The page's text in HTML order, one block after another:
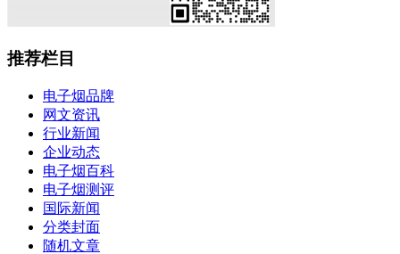
推荐栏目
电子烟品牌
网文资讯
行业新闻
企业动态
电子烟百科
电子烟测评
国际新闻
分类封面
随机文章